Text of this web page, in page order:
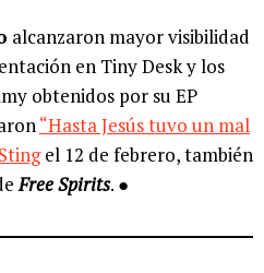
alcanzaron mayor visibilidad
en Tiny Desk y los
obtenidos por su EP
“Hasta Jesús tuvo un mal
Stingel 12 de febrero, también
Free Spirits. ●